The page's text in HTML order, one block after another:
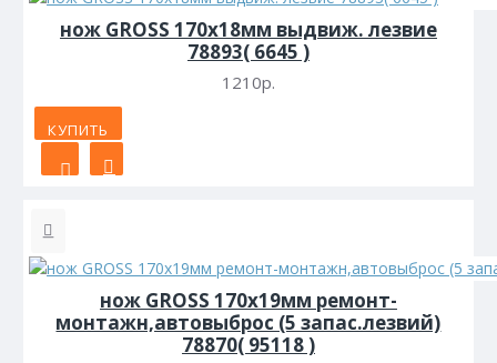
нож GROSS 170х18мм выдвиж. лезвие
78893( 6645 )
1210р.
КУПИТЬ
нож GROSS 170х19мм ремонт-
монтажн,автовыброс (5 запас.лезвий)
78870( 95118 )